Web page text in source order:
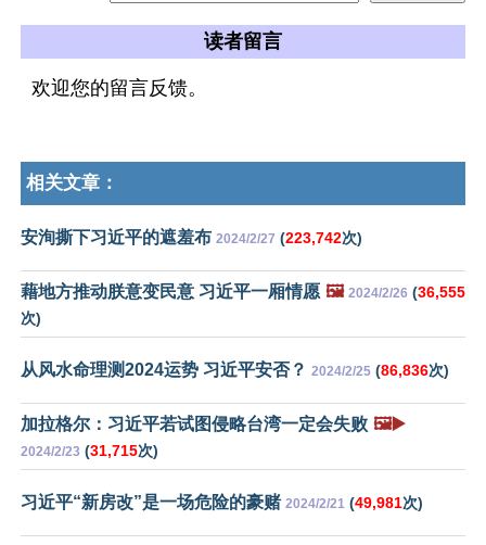
读者留言
欢迎您的留言反馈。
相关文章：
安洵撕下习近平的遮羞布 2024/2/27 (223,742次)
藉地方推动朕意变民意 习近平一厢情愿 🖼️ 2024/2/26 (36,555
次)
从风水命理测2024运势 习近平安否？ 2024/2/25 (86,836次)
加拉格尔：习近平若试图侵略台湾一定会失败 🖼️▶️
2024/2/23 (31,715次)
习近平“新房改”是一场危险的豪赌 2024/2/21 (49,981次)